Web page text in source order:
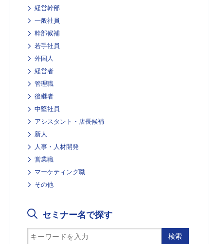
経営幹部
一般社員
幹部候補
若手社員
外国人
経営者
管理職
後継者
中堅社員
アシスタント・店長候補
新人
人事・人材開発
営業職
マーケティング職
その他
セミナー名で探す